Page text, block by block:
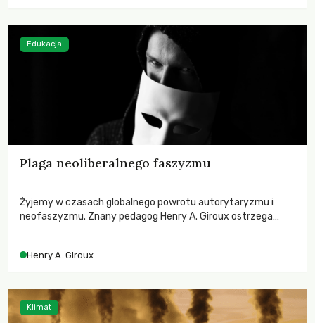
Plaga neoliberalnego faszyzmu
Żyjemy w czasach globalnego powrotu autorytaryzmu i
neofaszyzmu. Znany pedagog Henry A. Giroux ostrzega
wychowają świadomych obywateli?
Henry A. Giroux
Edukacja
Klimat